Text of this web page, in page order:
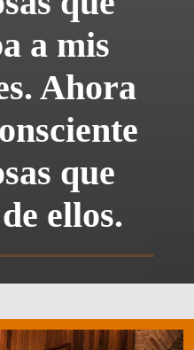
a mis
Ahora
que
ellos.